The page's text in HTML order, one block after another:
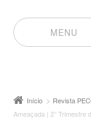
MENU
Início Revista
Ameaçada | 2° Trimestre